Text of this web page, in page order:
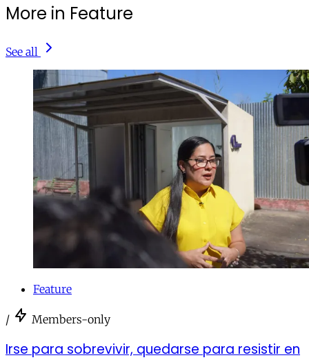
More in Feature
See all
Feature
/ Members-only
Irse para sobrevivir, quedarse para resistir en